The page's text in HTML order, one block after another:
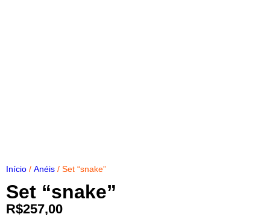
Início / Anéis / Set “snake”
Set “snake”
R$257,00